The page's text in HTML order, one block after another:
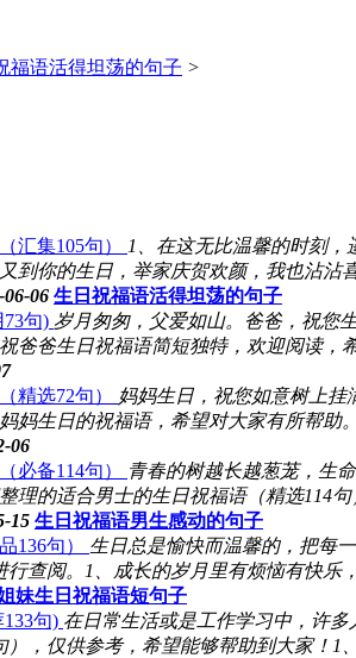
福语活得坦荡的句子 >
汇集105句）
1、在这无比温馨的时刻
到你的生日，举家庆贺欢颜，我也沾
06 生日祝福语活得坦荡的句子
句) 岁月匆匆，父爱如山。爸爸，祝您
爸爸生日祝福语简短独特，欢迎阅读
精选72句）
妈妈生日，祝您如意树上挂
妈生日的祝福语，希望对大家有所帮
06
必备114句）
青春的树越长越葱茏，生
理的适合男士的生日祝福语（精选114
15 生日祝福语男生感动的句子
136句）
生日总是愉快而温馨的，把每
行查阅。1、成长的岁月里有烦恼有快
妹生日祝福语短句子
句) 在日常生活或是工作学习中，许
），仅供参考，希望能够帮助到大家！